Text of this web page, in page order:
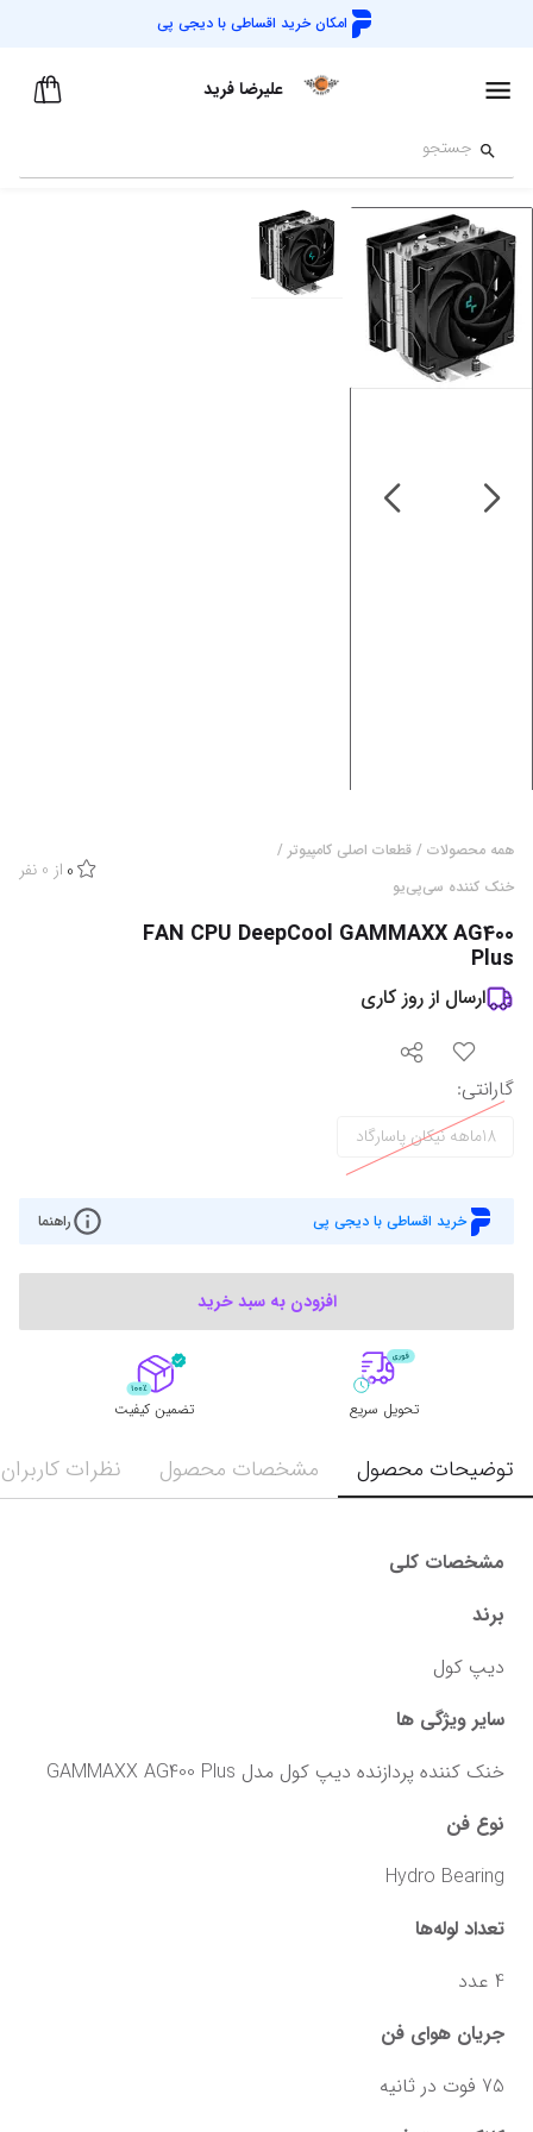
امکان خرید اقساطی با دیجی پی
علیرضا فرید
همه محصولات / قطعات اصلی کامپیوتر /
خنک کننده سی‌پی‌یو
0 از 0 نفر
FAN CPU DeepCool GAMMAXX AG400
Plus
ارسال از روز کاری
گارانتی:
18ماهه نیکان پاسارگاد
خرید اقساطی با دیجی پی راهنما
افزودن به سبد خرید
تحویل سریع تضمین کیفیت
توضیحات محصول مشخصات محصول نظرات کاربران
مشخصات کلی
برند
دیپ کول
سایر ویژگی ها
خنک کننده پردازنده دیپ کول مدل GAMMAXX AG400 Plus
نوع فن
Hydro Bearing
تعداد لوله‌ها
4 عدد
جریان هوای فن
75 فوت در ثانیه